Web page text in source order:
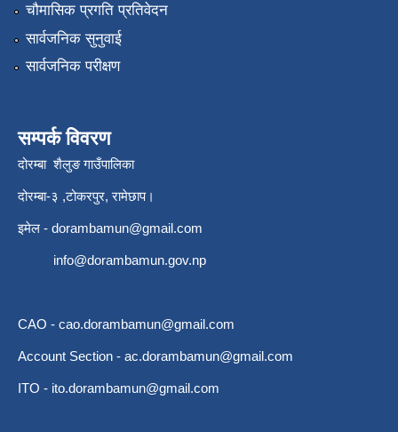
चौमासिक प्रगति प्रतिवेदन
सार्वजनिक सुनुवाई
सार्वजनिक परीक्षण
सम्पर्क विवरण
दोरम्बा शैलुङ गाउँपालिका
दोरम्बा-३ ,टोकरपुर, रामेछाप।
इमेल - dorambamun@gmail.com
info@dorambamun.gov.np
CAO - cao.dorambamun@gmail.com
Account Section - ac.dorambamun@gmail.com
ITO - ito.dorambamun@gmail.com